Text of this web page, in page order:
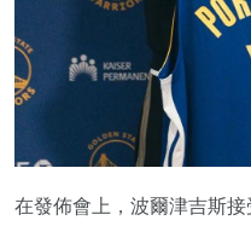
在發佈會上，波爾津吉斯